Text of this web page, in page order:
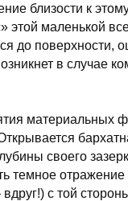
близости к
этой маленькой
до поверхности,
в случае
материальных
своего
темное
с той